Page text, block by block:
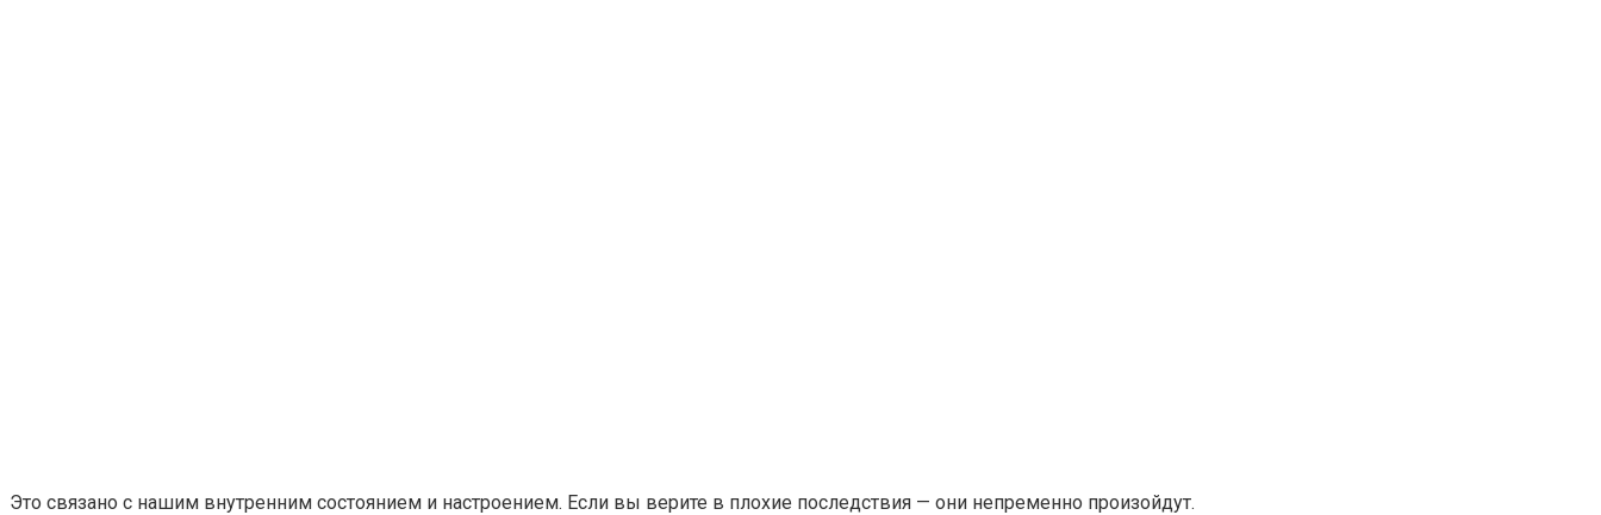
Это связано с нашим внутренним состоянием и настроением. Если вы верите в плохие последствия — они непременно произойдут.